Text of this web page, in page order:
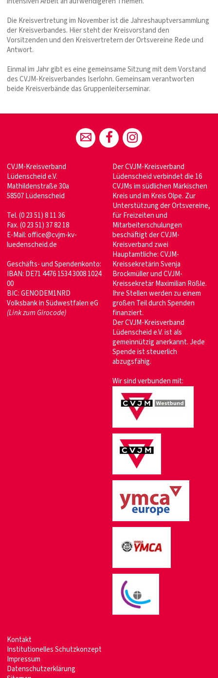
Die Kreisvertretung im November ist die Jahreshauptversammlung
der Kreisverbandes. Hier steht der Kreisvorstand den
Vorsitzenden und den Kreisvertretern der Ortsvereine Rede und
Antwort.
Einmal im Jahr gibt es eine gemeinsame Sitzung mit dem Vorstand
des CVJM-Kreisverbandes Iserlohn. Gemeinsam verantworten
beide Kreisverbände das Gruppenleiterseminar.
CVJM-Kreisverband
Lüdenscheid e.V.
Mathildenstraße 30a
58507 Lüdenscheid
Tel. (0 23 51) 8 11 36
Fax. (0 23 51) 37 82 18
E-Mail: office@cvjm-kv-
luedenscheid.de
Geschäfts- und Spendenkonto:
IBAN: DE71 4476 1534 3008 1024
00
BIC: GENODEM1NRD
Volksbank in Südwestfalen eG
(Link zum Girocode)
Der CVJM-Kreisverband
Lüdenscheid verbindet die 16
CVJMs im südlichen Märkischen
Kreis und im Kreis Olpe. Zur
Unterstützung der Ortsvereine,
für Freizeiten und
Mitarbeiterschulungen
beschäftigt der CVJM-
Kreisverband zwei
Hauptamtliche: CVJM-
Kreissekretärin Svenja
Brockmüller und CVJM-
Kreissekretär Maximilian Rößle.
Ihre Stellen werden zu einem
großen Teil durch Spenden
finanziert.
Der CVJM-Kreisverband
Lüdenscheid e.V. ist als
gemeinnützig anerkannt. Jede
Spende ist steuerlich
abzugsfähig.
Wir sind verbunden mit:
Kontakt
Institutionelles Schutzkonzept
Impressum
Datenschutzerklärung